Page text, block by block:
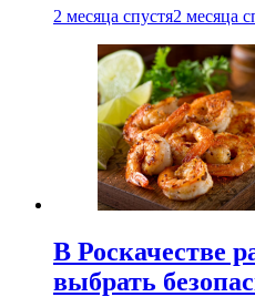
2 месяца спустя2 месяца
В Роскачестве
выбрать